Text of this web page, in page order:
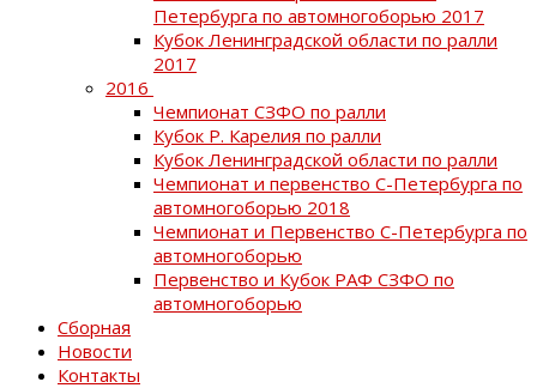
Петербурга по автомногоборью 2017
Кубок Ленинградской области по ралли
2017
2016
Чемпионат СЗФО по ралли
Кубок Р. Карелия по ралли
Кубок Ленинградской области по ралли
Чемпионат и первенство С-Петербурга по
автомногоборью 2018
Чемпионат и Первенство С-Петербурга по
автомногоборью
Первенство и Кубок РАФ СЗФО по
автомногоборью
Сборная
Новости
Контакты